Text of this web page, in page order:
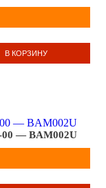
В КОРЗИНУ
00 — BAM002U